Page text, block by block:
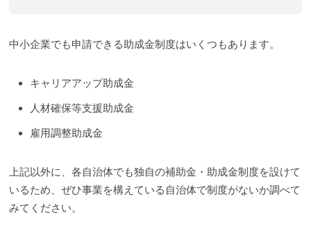
中小企業でも申請できる助成金制度はいくつもあります。
キャリアアップ助成金
人材確保等支援助成金
雇用調整助成金
上記以外に、各自治体でも独自の補助金・助成金制度を設けて
いるため、ぜひ事業を構えている自治体で制度がないか調べて
みてください。